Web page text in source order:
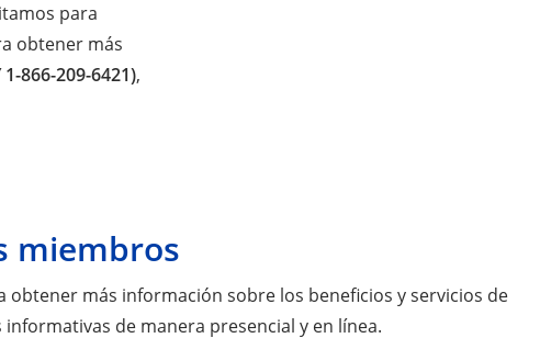
para
obtener más
1-866-209-6421),
miembros
obtener más información sobre los beneficios y servicios de
de manera presencial y en línea.